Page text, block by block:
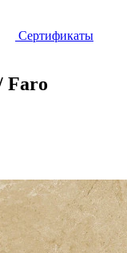
Сертификаты
Faro